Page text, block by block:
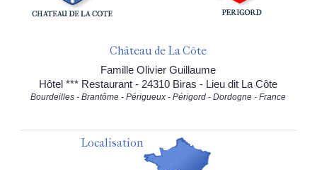
Château de La Côte
Famille Olivier Guillaume
Hôtel *** Restaurant - 24310 Biras - Lieu dit La Côte
Bourdeilles - Brantôme - Périgueux - Périgord - Dordogne - France
Localisation